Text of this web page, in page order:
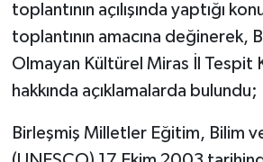
toplantının açılışında yaptığı
toplantının amacına değinerek,
Olmayan Kültürel Miras İl Tespit
hakkında açıklamalarda bulundu;
Birleşmiş Milletler Eğitim, Bilim